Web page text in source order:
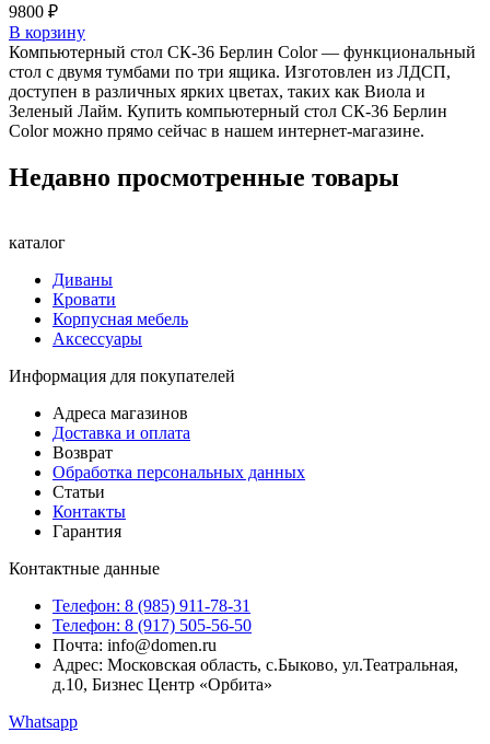
9800 ₽
В корзину
Компьютерный стол СК-36 Берлин Color — функциональный
стол с двумя тумбами по три ящика. Изготовлен из ЛДСП,
доступен в различных ярких цветах, таких как Виола и
Зеленый Лайм. Купить компьютерный стол СК-36 Берлин
Color можно прямо сейчас в нашем интернет-магазине.
Недавно просмотренные товары
каталог
Диваны
Кровати
Корпусная мебель
Аксессуары
Информация для покупателей
Адреса магазинов
Доставка и оплата
Возврат
Обработка персональных данных
Статьи
Контакты
Гарантия
Контактные данные
Телефон: 8 (985) 911-78-31
Телефон: 8 (917) 505-56-50
Почта: info@domen.ru
Адрес: Московская область, с.Быково, ул.Театральная,
д.10, Бизнес Центр «Орбита»
Whatsapp